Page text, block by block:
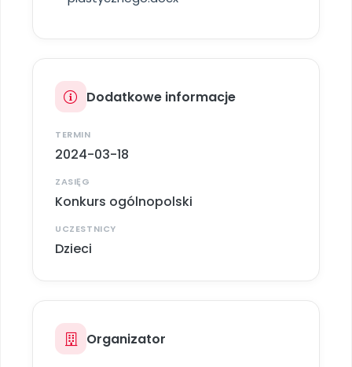
Archiwalne numery
Dodatkowe informacje
TERMIN
2024-03-18
ZASIĘG
Konkurs ogólnopolski
UCZESTNICY
Dzieci
Organizator